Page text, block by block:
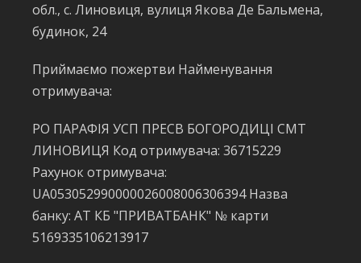
обл., с. Линовиця, вулиця Якова Де Бальмена,
будинок, 24
Приймаємо пожертви Найменування
отримувача:
РО ПАРАФІЯ УСП ПРЕСВ БОГОРОДИЦІ СМТ
ЛИНОВИЦЯ Код отримувача: 36715229
Рахунок отримувача:
UA053052990000026008006306394 Назва
банку: АТ КБ "ПРИВАТБАНК" № карти
5169335106213917